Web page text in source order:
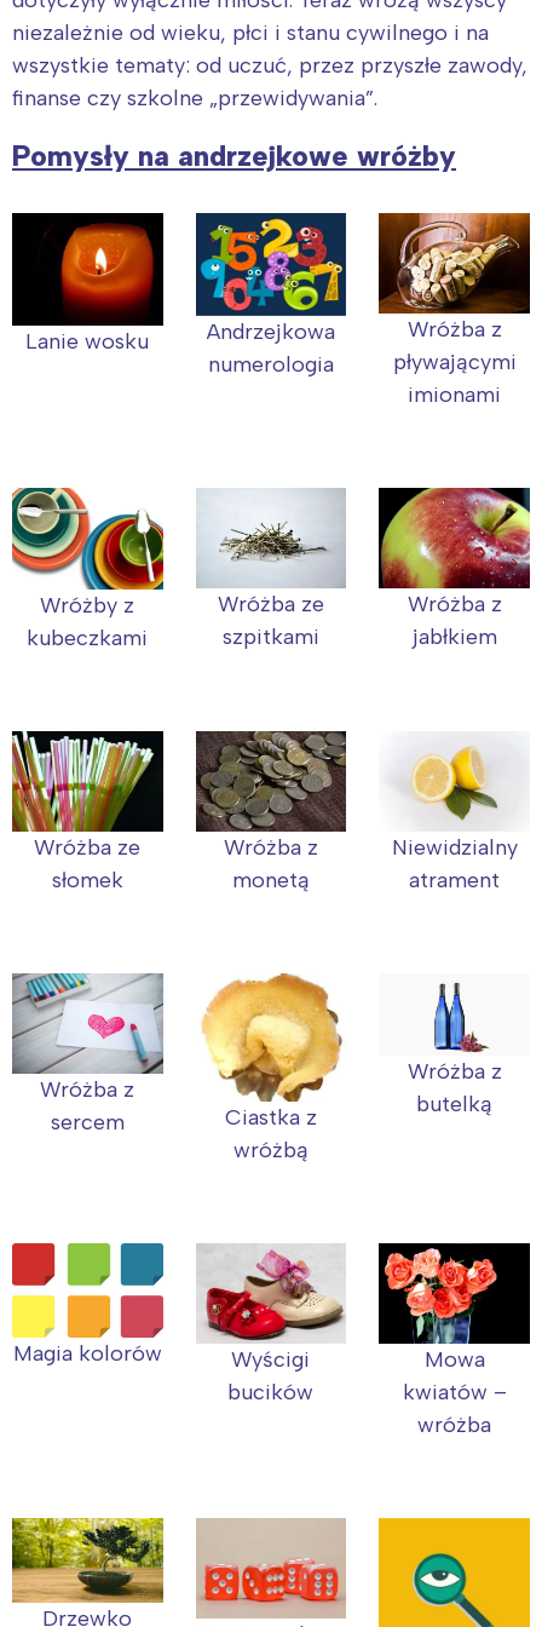
niezależnie od wieku, płci i stanu cywilnego i na
wszystkie tematy: od uczuć, przez przyszłe zawody,
finanse czy szkolne „przewidywania”.
Pomysły na andrzejkowe wróżby
Lanie wosku
Andrzejkowa
numerologia
Wróżba z
pływającymi
imionami
Wróżby z
kubeczkami
Wróżba ze
szpitkami
Wróżba z
jabłkiem
Wróżba ze
słomek
Wróżba z
monetą
Niewidzialny
atrament
Wróżba z
sercem
Ciastka z
wróżbą
Wróżba z
butelką
Magia kolorów
Wyścigi
bucików
Mowa
kwiatów –
wróżba
Drzewko